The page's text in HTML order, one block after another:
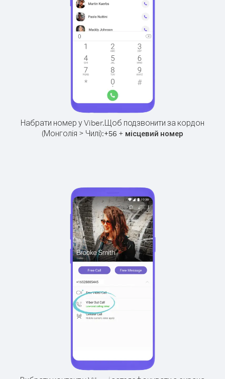
Набрати номер у Viber.Щоб подзвонити за кордон
(Монголія > Чилі):+56 + місцевий номер